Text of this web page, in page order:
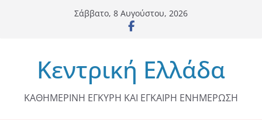
Σάββατο, 8 Αυγούστου, 2026
Κεντρική Ελλάδα
ΚΑΘΗΜΕΡΙΝΗ ΕΓΚΥΡΗ ΚΑΙ ΕΓΚΑΙΡΗ ΕΝΗΜΕΡΩΣΗ